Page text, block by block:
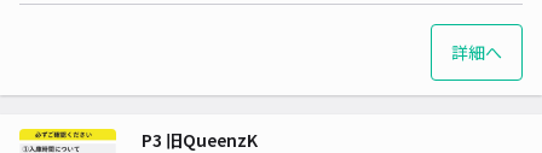
詳細へ
P3 旧QueenzK